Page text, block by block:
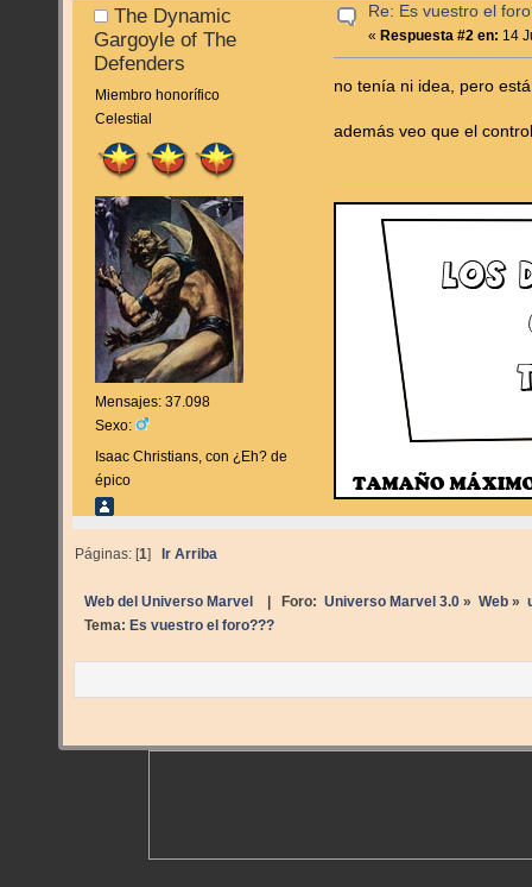
The Dynamic
Gargoyle of The
Defenders
Miembro honorífico
Celestial
Mensajes: 37.098
Sexo:
Isaac Christians, con ¿Eh? de
épico
Re: Es vuestro el
«Respuesta #2 en: 14
no tenía ni idea, pero
además veo que el
Páginas: [1]Ir Arriba
Web del Universo Marvel | Foro: Universo Marvel 3.0» Web»
Tema: Es vuestro el foro???